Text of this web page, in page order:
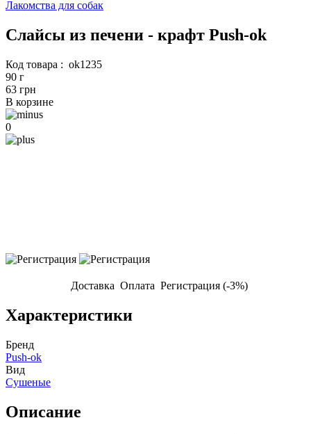
Лакомства для собак
Слайсы из печени - крафт Push-ok
Код товара : ok1235
90 г
63 грн
В корзине
0
Доставка Оплата Регистрация (-3%)
Характеристики
Бренд
Push-ok
Вид
Сушеные
Описание